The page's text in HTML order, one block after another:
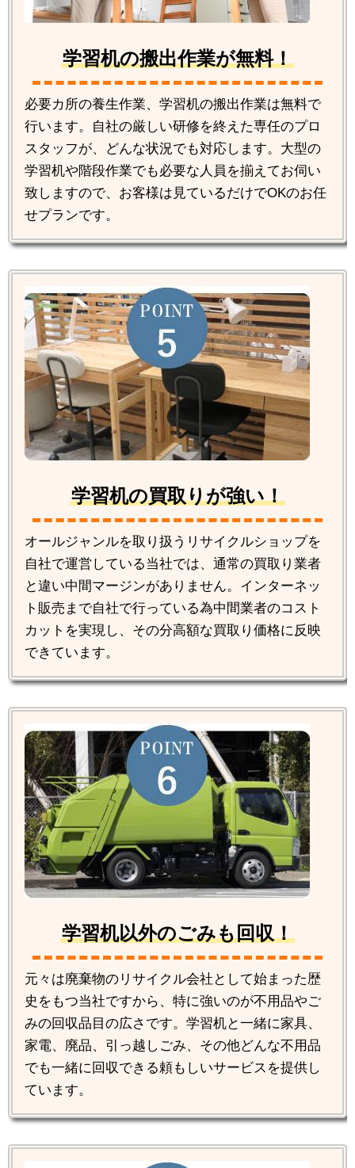
学習机の搬出作業が無料！
必要カ所の養生作業、学習机の搬出作業は無料で
行います。自社の厳しい研修を終えた専任のプロ
スタッフが、どんな状況でも対応します。大型の
学習机や階段作業でも必要な人員を揃えてお伺い
致しますので、お客様は見ているだけでOKのお任
せプランです。
学習机の買取りが強い！
オールジャンルを取り扱うリサイクルショップを
自社で運営している当社では、通常の買取り業者
と違い中間マージンがありません。インターネッ
ト販売まで自社で行っている為中間業者のコスト
カットを実現し、その分高額な買取り価格に反映
できています。
学習机以外のごみも回収！
元々は廃棄物のリサイクル会社として始まった歴
史をもつ当社ですから、特に強いのが不用品やご
みの回収品目の広さです。学習机と一緒に家具、
家電、廃品、引っ越しごみ、その他どんな不用品
でも一緒に回収できる頼もしいサービスを提供し
ています。